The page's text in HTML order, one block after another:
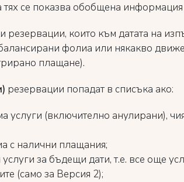
тях се показва обобщена
резервации, които към датата на
фолиа или някакво
плащане).
резервации попадат в списъка ако:
услуги (включително анулирани),
с налични плащания;
за бъдещи дати, т.е. все още
(само за Версия 2);